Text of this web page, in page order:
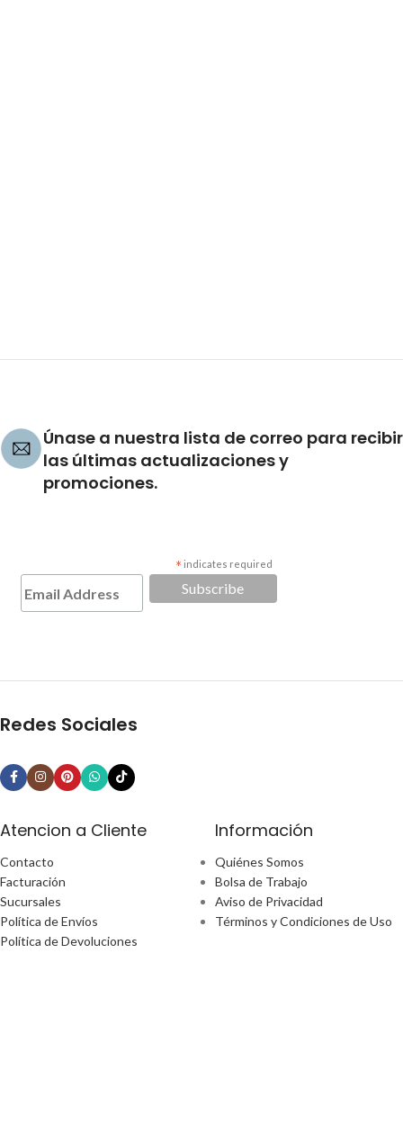
Únase a nuestra lista de correo para recibir
las últimas actualizaciones y
promociones.
* indicates required
Redes Sociales
Atencion a Cliente
Contacto
Facturación
Sucursales
Política de Envíos
Política de Devoluciones
Información
Quiénes Somos
Bolsa de Trabajo
Aviso de Privacidad
Términos y Condiciones de Uso